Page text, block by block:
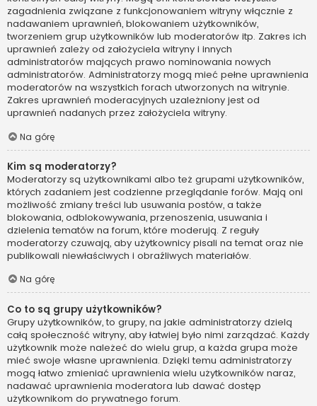
zagadnienia związane z funkcjonowaniem witryny włącznie z
nadawaniem uprawnień, blokowaniem użytkowników,
tworzeniem grup użytkowników lub moderatorów itp. Zakres ich
uprawnień zależy od założyciela witryny i innych
administratorów mających prawo nominowania nowych
administratorów. Administratorzy mogą mieć pełne uprawnienia
moderatorów na wszystkich forach utworzonych na witrynie.
Zakres uprawnień moderacyjnych uzależniony jest od
uprawnień nadanych przez założyciela witryny.
Na górę
Kim są moderatorzy?
Moderatorzy są użytkownikami albo też grupami użytkowników,
których zadaniem jest codzienne przeglądanie forów. Mają oni
możliwość zmiany treści lub usuwania postów, a także
blokowania, odblokowywania, przenoszenia, usuwania i
dzielenia tematów na forum, które moderują. Z reguły
moderatorzy czuwają, aby użytkownicy pisali na temat oraz nie
publikowali niewłaściwych i obraźliwych materiałów.
Na górę
Co to są grupy użytkowników?
Grupy użytkowników, to grupy, na jakie administratorzy dzielą
całą społeczność witryny, aby łatwiej było nimi zarządzać. Każdy
użytkownik może należeć do wielu grup, a każda grupa może
mieć swoje własne uprawnienia. Dzięki temu administratorzy
mogą łatwo zmieniać uprawnienia wielu użytkowników naraz,
nadawać uprawnienia moderatora lub dawać dostęp
użytkownikom do prywatnego forum.